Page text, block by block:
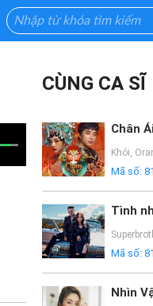
CÙNG CA SĨ
Chân Ái
Khói,
Mã số:
Tình
Mã số: